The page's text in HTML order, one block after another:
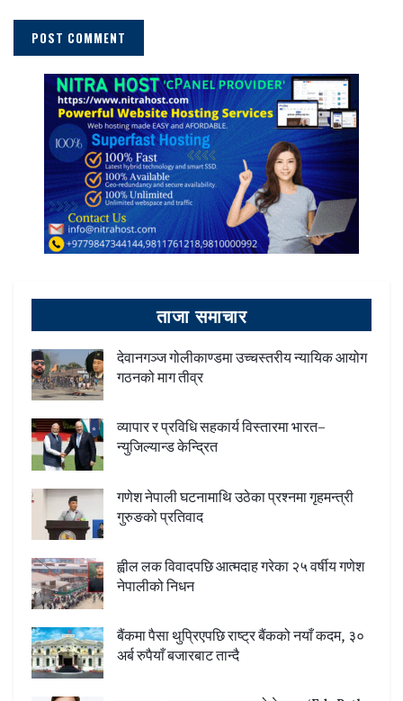
ताजा समाचार
देवानगञ्ज गोलीकाण्डमा उच्चस्तरीय न्यायिक आयोग
गठनको माग तीव्र
व्यापार र प्रविधि सहकार्य विस्तारमा भारत–
न्युजिल्यान्ड केन्द्रित
गणेश नेपाली घटनामाथि उठेका प्रश्नमा गृहमन्त्री
गुरुङको प्रतिवाद
ह्वील लक विवादपछि आत्मदाह गरेका २५ वर्षीय गणेश
नेपालीको निधन
बैंकमा पैसा थुप्रिएपछि राष्ट्र बैंकको नयाँ कदम, ३०
अर्ब रुपैयाँ बजारबाट तान्दै